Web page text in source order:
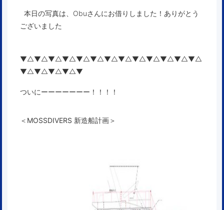
本日の写真は、Obuさんにお借りしました！ありがとう
ございました
▼△▼△▼△▼△▼△▼△▼△▼△▼△▼△▼△▼△▼△
▼△▼△▼△▼△▼
ついにーーーーーーー！！！！
＜MOSSDIVERS 新造船計画＞